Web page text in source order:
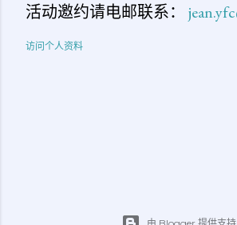
活动邀约请电邮联系：
访问个人资料